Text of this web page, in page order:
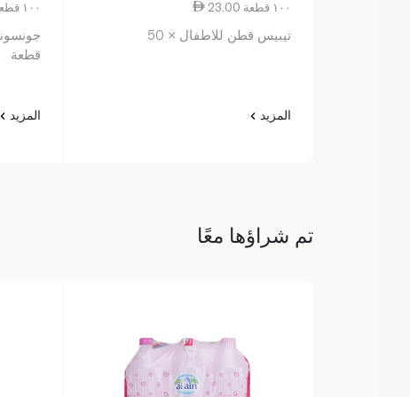
23.00 ١٠٠ قطعة
تيبيس قطن للاطفال × 50
المزيد
15.63 ١٠٠ قطعة
قطعة
المزيد
تم شراؤها معًا